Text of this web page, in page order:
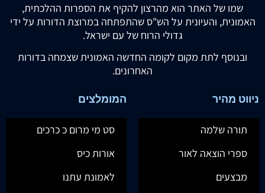
שמו של האתר הוא מהרצון להקיף את הספרות ההלכתית,
האמונית, והעיונית על הש"ס שהתפתחה במרוצת הדורות על ידי
גדולי הרוח של עם ישראל.
ובנוסף לתת מקום לקומה החדשה האמונית שצמחה בדורות
האחרונים.
ניווט מהיר
תורה שלמה
ספרי הוצאה לאור
מבצעים
המומלצים
סט מי מרום כ כרכים
אורות כיס
לאמונת עתנו